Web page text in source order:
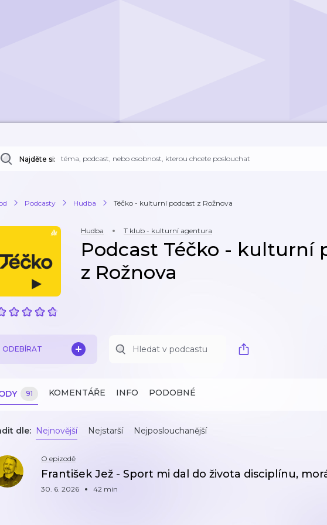
Najděte si:
Podcasty Hudba Téčko - kulturní podcast z Rožnova
Hudba T klub - kulturní agentura
Podcast Téčko - kulturní
z Rožnova
ODEBÍRAT
91 KOMENTÁŘE INFO PODOBNÉ
dle: Nejnovější Nejstarší Nejposlouchanější
O epizodě
František Jež - Sport mi dal do života disciplínu,
30. 6. 2026 42 min